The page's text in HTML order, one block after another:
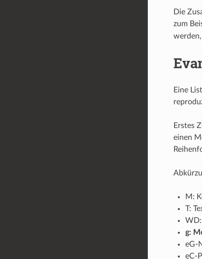
Die
zum
Eine
Erstes
einen
M:
T:
g:
eG-
eC-